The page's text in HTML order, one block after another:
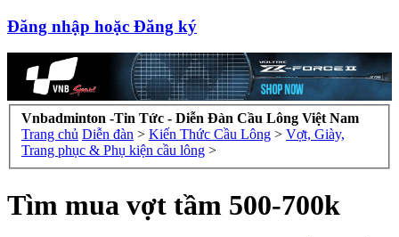
Đăng nhập hoặc Đăng ký
Vnbadminton -Tin Tức - Diễn Đàn Cầu Lông Việt Nam
Trang chủ Diễn đàn > Kiến Thức Cầu Lông > Vợt, Giày,
Trang phục & Phụ kiện cầu lông >
Tìm mua vợt tầm 500-700k